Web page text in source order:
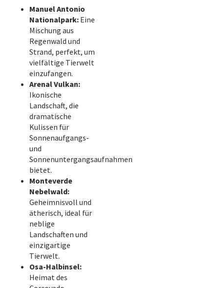
Manuel Antonio
Nationalpark: Eine
Mischung aus
Regenwald und
Strand, perfekt, um
vielfältige Tierwelt
einzufangen.
Arenal Vulkan:
Ikonische
Landschaft, die
dramatische
Kulissen für
Sonnenaufgangs-
und
Sonnenuntergangsaufnahmen
bietet.
Monteverde
Nebelwald:
Geheimnisvoll und
ätherisch, ideal für
neblige
Landschaften und
einzigartige
Tierwelt.
Osa-Halbinsel:
Heimat des